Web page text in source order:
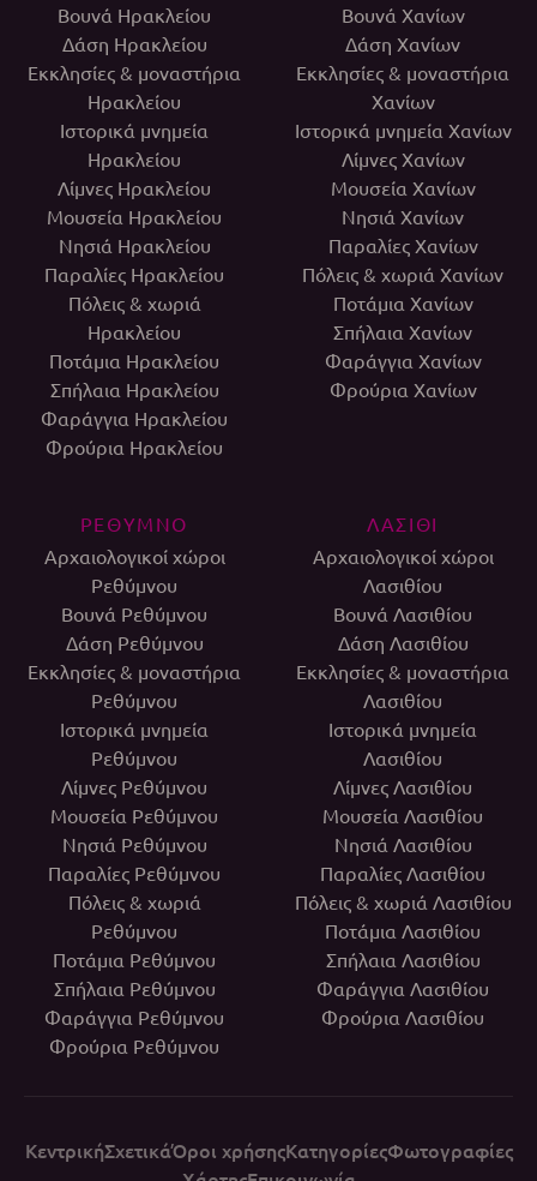
Βουνά Ηρακλείου
Δάση Ηρακλείου
Εκκλησίες & μοναστήρια
Ηρακλείου
Ιστορικά μνημεία
Ηρακλείου
Λίμνες Ηρακλείου
Μουσεία Ηρακλείου
Νησιά Ηρακλείου
Παραλίες Ηρακλείου
Πόλεις & χωριά
Ηρακλείου
Ποτάμια Ηρακλείου
Σπήλαια Ηρακλείου
Φαράγγια Ηρακλείου
Φρούρια Ηρακλείου
Βουνά Χανίων
Δάση Χανίων
Εκκλησίες & μοναστήρια
Χανίων
Ιστορικά μνημεία Χανίων
Λίμνες Χανίων
Μουσεία Χανίων
Νησιά Χανίων
Παραλίες Χανίων
Πόλεις & χωριά Χανίων
Ποτάμια Χανίων
Σπήλαια Χανίων
Φαράγγια Χανίων
Φρούρια Χανίων
ΡΕΘΥΜΝΟ
Αρχαιολογικοί χώροι
Ρεθύμνου
Βουνά Ρεθύμνου
Δάση Ρεθύμνου
Εκκλησίες & μοναστήρια
Ρεθύμνου
Ιστορικά μνημεία
Ρεθύμνου
Λίμνες Ρεθύμνου
Μουσεία Ρεθύμνου
Νησιά Ρεθύμνου
Παραλίες Ρεθύμνου
Πόλεις & χωριά
Ρεθύμνου
Ποτάμια Ρεθύμνου
Σπήλαια Ρεθύμνου
Φαράγγια Ρεθύμνου
Φρούρια Ρεθύμνου
ΛΑΣΙΘΙ
Αρχαιολογικοί χώροι
Λασιθίου
Βουνά Λασιθίου
Δάση Λασιθίου
Εκκλησίες & μοναστήρια
Λασιθίου
Ιστορικά μνημεία
Λασιθίου
Λίμνες Λασιθίου
Μουσεία Λασιθίου
Νησιά Λασιθίου
Παραλίες Λασιθίου
Πόλεις & χωριά Λασιθίου
Ποτάμια Λασιθίου
Σπήλαια Λασιθίου
Φαράγγια Λασιθίου
Φρούρια Λασιθίου
ΚεντρικήΣχετικάΌροι χρήσηςΚατηγορίεςΦωτογραφίες